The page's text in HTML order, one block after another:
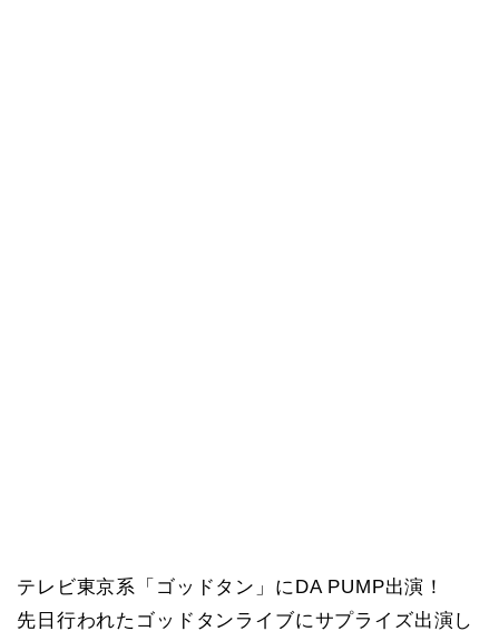
テレビ東京系「ゴッドタン」にDA PUMP出演！
先日行われたゴッドタンライブにサプライズ出演し